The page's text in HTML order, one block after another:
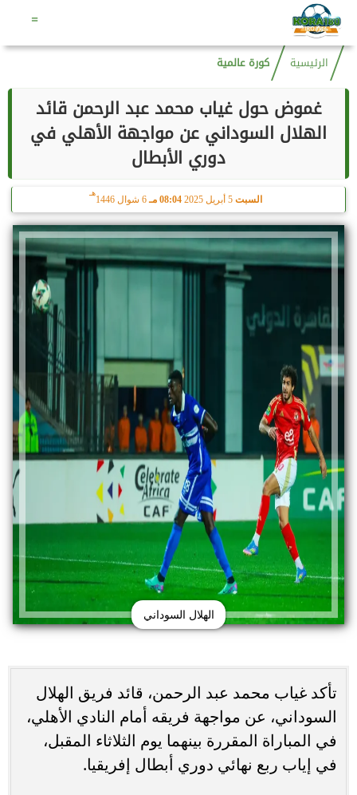
=
الرئيسية كورة عالمية
غموض حول غياب محمد عبد الرحمن قائد
الهلال السوداني عن مواجهة الأهلي في
دوري الأبطال
السبت 5 أبريل 2025 08:04 مـ 6 شوال 1446
هـ
الهلال السوداني
تأكد غياب محمد عبد الرحمن، قائد فريق الهلال
السوداني، عن مواجهة فريقه أمام النادي الأهلي،
في المباراة المقررة بينهما يوم الثلاثاء المقبل،
في إياب ربع نهائي دوري أبطال إفريقيا.